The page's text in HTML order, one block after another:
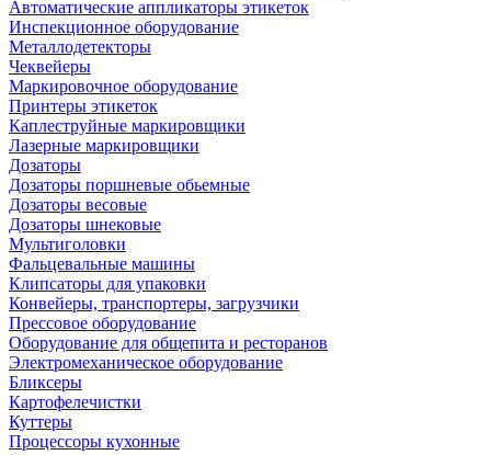
Автоматические аппликаторы этикеток
Инспекционное оборудование
Металлодетекторы
Чеквейеры
Маркировочное оборудование
Принтеры этикеток
Каплеструйные маркировщики
Лазерные маркировщики
Дозаторы
Дозаторы поршневые обьемные
Дозаторы весовые
Дозаторы шнековые
Мультиголовки
Фальцевальные машины
Клипсаторы для упаковки
Конвейеры, транспортеры, загрузчики
Прессовое оборудование
Оборудование для общепита и ресторанов
Электромеханическое оборудование
Бликсеры
Картофелечистки
Куттеры
Процессоры кухонные